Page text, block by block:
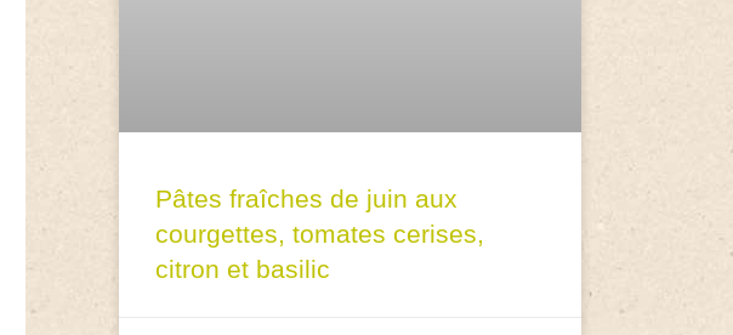
Pâtes fraîches de juin aux
courgettes, tomates cerises,
citron et basilic